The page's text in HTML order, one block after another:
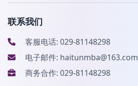
联系我们
客服电话: 029-81148298
电子邮件: haitunmba@163.com
商务合作: 029-81148298